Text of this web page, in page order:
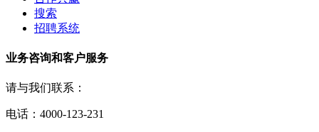
搜索
招聘系统
业务咨询和客户服务
请与我们联系：
电话：4000-123-231